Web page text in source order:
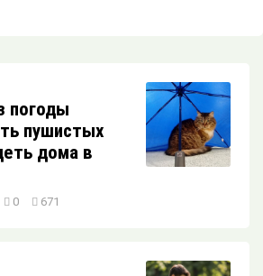
погоды
пушистых
дома в
0 671